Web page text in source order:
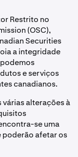
Restrito no
(OSC),
Securities
a integridade
e serviços
canadianos.
alterações à
se uma
poderão afetar os